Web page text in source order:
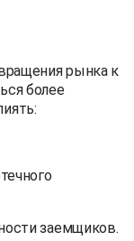
рынка к
более
заемщиков.